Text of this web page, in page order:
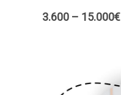
3.600 – 15.000€